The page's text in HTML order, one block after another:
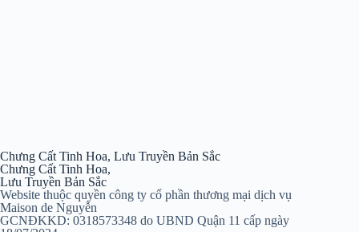
Chưng Cất Tinh Hoa, Lưu Truyền Bản Sắc
Chưng Cất Tinh Hoa,
Lưu Truyền Bản Sắc
Website thuộc quyền công ty cổ phần thương mại dịch vụ
Maison de Nguyễn
GCNĐKKD: 0318573348 do UBND Quận 11 cấp ngày